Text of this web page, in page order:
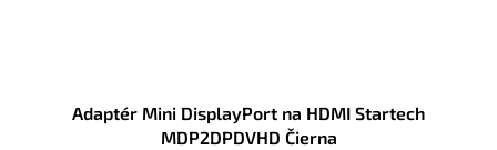
Adaptér Mini DisplayPort na HDMI Startech
MDP2DPDVHD Čierna